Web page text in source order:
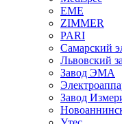
EME
ZIMMER
PARI
Самарский
Львовский
Завод ЭМА
Завод